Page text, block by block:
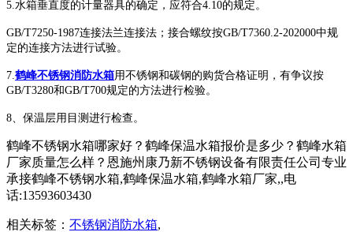
5.水箱垂直度的计量器具的确定，应符合4.10的规定。
GB/T7250-1987连接法兰连接法；接合螺纹按GB/T7360.2-202000中规
定的连接方法进行试验。
7. 鹤峰不锈钢消防水箱用不锈钢和碳钢的购货合格证明，有争议按
GB/T3280和GB/T700规定的方法进行检验。
8、保温层用目测进行检查。
鹤峰不锈钢水箱哪家好？鹤峰保温水箱报价是多少？鹤峰水箱
厂家质量怎么样？恩施州康乃新不锈钢设备有限责任公司专业
承接鹤峰不锈钢水箱,鹤峰保温水箱,鹤峰水箱厂家,,电
话:13593603430
相关标签： 不锈钢消防水箱,